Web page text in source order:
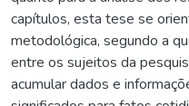
capítulos, esta tese se
metodológica, segundo a
entre os sujeitos da
acumular dados e